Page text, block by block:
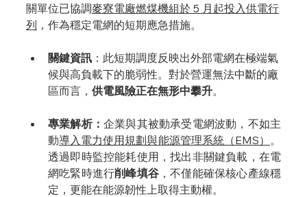
關單位已協調麥寮電廠燃煤機組於 5 月起投入供電行
列 ，作為穩定電網的短期應急措施。
關鍵資訊 ：此短期調度反映出外部電網在極端氣
候與高負載下的脆弱性。對於營運無法中斷的廠
區而言， 供電風險正在無形中攀升。
專業解析： 企業與其被動承受電網波動，不如主
動導入電力使用規劃與能源管理系統（EMS） 。
透過即時監控能耗使用，找出非關鍵負載，在電
網吃緊時進行削峰填谷 ，不僅能確保核心產線穩
定，更能在能源韌性上取得主動權。